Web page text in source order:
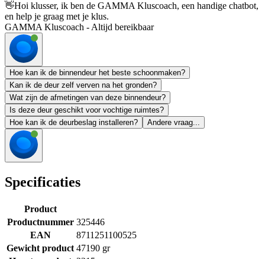
👋Hoi klusser, ik ben de GAMMA Kluscoach, een handige chatbot,
en help je graag met je klus.
GAMMA Kluscoach - Altijd bereikbaar
Hoe kan ik de binnendeur het beste schoonmaken?
Kan ik de deur zelf verven na het gronden?
Wat zijn de afmetingen van deze binnendeur?
Is deze deur geschikt voor vochtige ruimtes?
Hoe kan ik de deurbeslag installeren?
Andere vraag...
Specificaties
Product
Productnummer 325446
EAN
8711251100525
Gewicht product 47190 gr